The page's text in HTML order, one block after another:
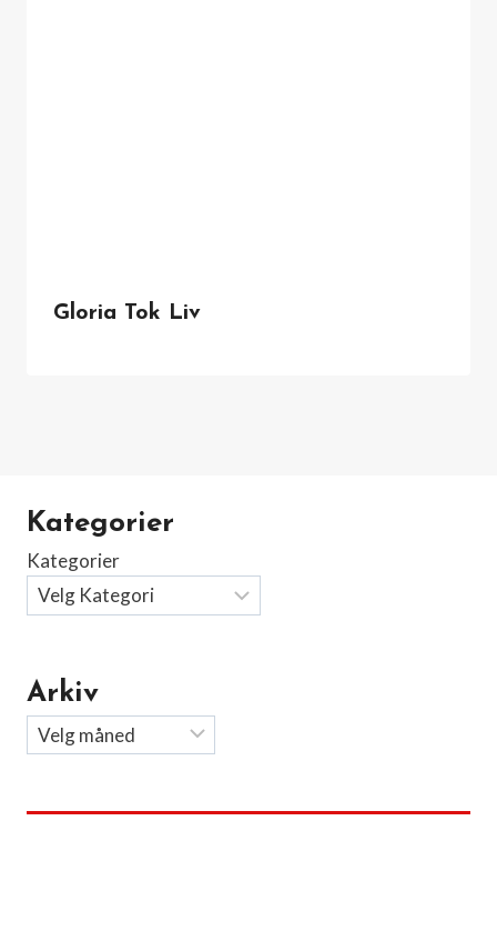
Gloria Tok Liv
Kategorier
Kategorier
Arkiv
Arkiv